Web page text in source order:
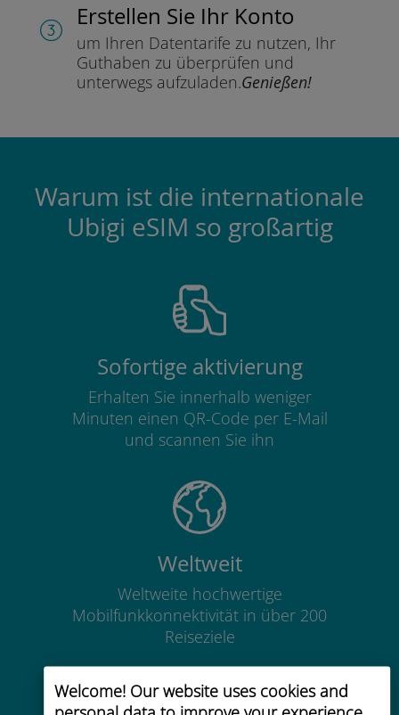
Welcome! Our website uses cookies and
Erstellen Sie Ihr Konto
um Ihren Datentarife zu nutzen, Ihr
Guthaben zu überprüfen und
unterwegs aufzuladen.Genießen!
Warum ist die internationale
Ubigi eSIM so großartig
Sofortige aktivierung
Erhalten Sie innerhalb weniger
Minuten einen QR-Code per E-Mail
und scannen Sie ihn
Weltweit
Weltweite hochwertige
Mobilfunkkonnektivität in über 200
Reiseziele